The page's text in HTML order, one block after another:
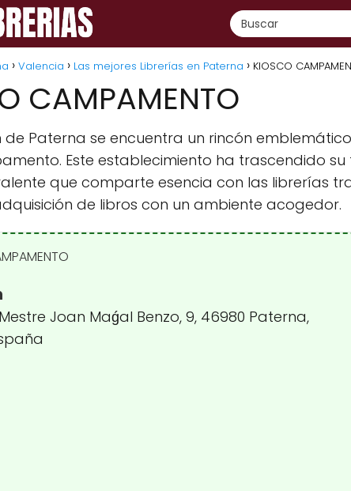
Valencia Las mejores Librerías en Paterna KIOSCO
CAMPAMENTO
de Paterna se encuentra un rincón
Este establecimiento ha trascendido
que comparte esencia con las librerías
de libros con un ambiente acogedor.
Joan Maǵal Benzo, 9, 46980 Paterna,